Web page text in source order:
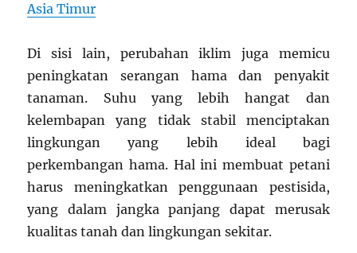
Asia Timur
Di sisi lain, perubahan iklim juga memicu
peningkatan serangan hama dan penyakit
tanaman. Suhu yang lebih hangat dan
kelembapan yang tidak stabil menciptakan
lingkungan yang lebih ideal bagi
perkembangan hama. Hal ini membuat petani
harus meningkatkan penggunaan pestisida,
yang dalam jangka panjang dapat merusak
kualitas tanah dan lingkungan sekitar.